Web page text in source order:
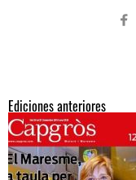
Ediciones anteriores